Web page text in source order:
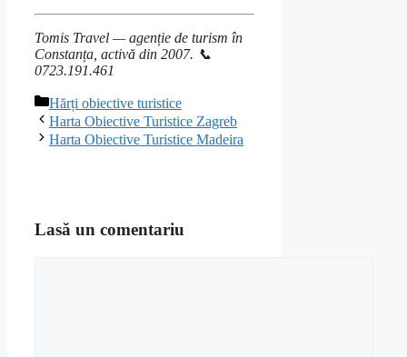
Tomis Travel — agenție de turism în
Constanța, activă din 2007. 📞
0723.191.461
Categorii
Hărți obiective turistice
Harta Obiective Turistice Zagreb
Harta Obiective Turistice Madeira
Lasă un comentariu